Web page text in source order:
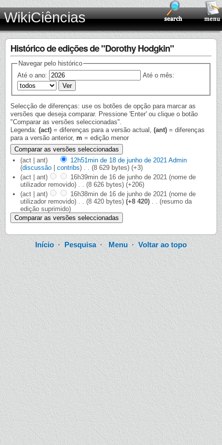
WikiCiências
Histórico de edições de "Dorothy Hodgkin"
Navegar pelo histórico
Até o ano:
Até o mês:
Selecção de diferenças: use os botões de opção para marcar as
versões que deseja comparar. Pressione 'Enter' ou clique o botão
"Comparar as versões seleccionadas".
Legenda: (act) = diferenças para a versão actual, (ant) = diferenças
para a versão anterior, m = edição menor
(act | ant) 12h51min de 18 de junho de 2021 Admin
(discussão | contribs) (8 629 bytes) (+3)
(act | ant)
16h39min de 16 de junho de 2021 (nome de
utilizador removido)
(8 626 bytes) (+206)
(act | ant)
16h38min de 16 de junho de 2021 (nome de
utilizador removido)
(8 420 bytes) (+8 420)
(resumo da
edição suprimido)
Início·Pesquisa·Menu·Voltar ao topo